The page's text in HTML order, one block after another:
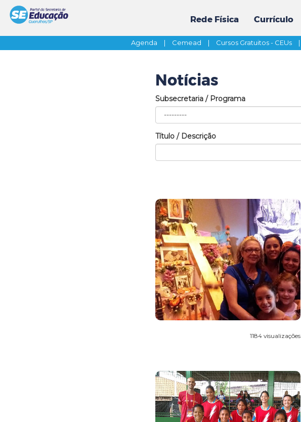
Rede Física Currículo
Agenda | Cemead | Cursos Gratuitos - CEUs |
Notícias
Subsecretaria / Programa
Título / Descrição
1184 visualizações